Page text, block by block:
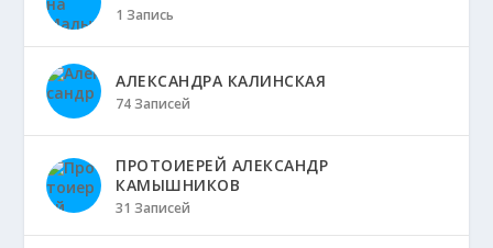
1 Запись
АЛЕКСАНДРА КАЛИНСКАЯ
74 Записей
ПРОТОИЕРЕЙ АЛЕКСАНДР
КАМЫШНИКОВ
31 Записей